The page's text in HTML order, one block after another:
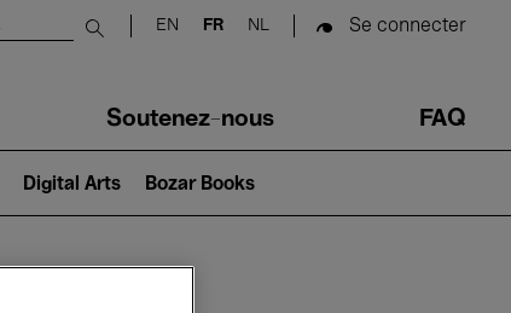
Submit search
EN FR NL Se connecter
Soutenez-nous FAQ
Digital Arts Bozar Books